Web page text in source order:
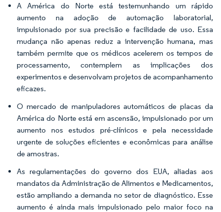
A América do Norte está testemunhando um rápido
aumento na adoção de automação laboratorial,
impulsionado por sua precisão e facilidade de uso. Essa
mudança não apenas reduz a intervenção humana, mas
também permite que os médicos acelerem os tempos de
processamento, contemplem as implicações dos
experimentos e desenvolvam projetos de acompanhamento
eficazes.
O mercado de manipuladores automáticos de placas da
América do Norte está em ascensão, impulsionado por um
aumento nos estudos pré-clínicos e pela necessidade
urgente de soluções eficientes e econômicas para análise
de amostras.
As regulamentações do governo dos EUA, aliadas aos
mandatos da Administração de Alimentos e Medicamentos,
estão ampliando a demanda no setor de diagnóstico. Esse
aumento é ainda mais impulsionado pelo maior foco na